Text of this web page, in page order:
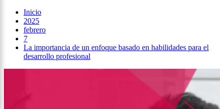
Inicio
2025
febrero
7
La importancia de un enfoque basado en habilidades para el
desarrollo profesional